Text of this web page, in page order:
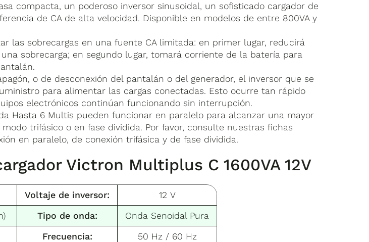
compacta, un poderoso inversor sinusoidal, un sofisticado cargador de
de CA de alta velocidad. Disponible en modelos de entre 800VA y
las sobrecargas en una fuente CA limitada: en primer lugar, reducirá
sobrecarga; en segundo lugar, tomará corriente de la batería para
o de desconexión del pantalán o del generador, el inversor que se
para alimentar las cargas conectadas. Esto ocurre tan rápido
electrónicos continúan funcionando sin interrupción.
Hasta 6 Multis pueden funcionar en paralelo para alcanzar una mayor
trifásico o en fase dividida. Por favor, consulte nuestras fichas
en paralelo, de conexión trifásica y de fase dividida.
Victron Multiplus C 1600VA 12V
Voltaje de inversor:
12 V
Tipo de onda:
Onda Senoidal Pura
Frecuencia:
50 Hz / 60 Hz